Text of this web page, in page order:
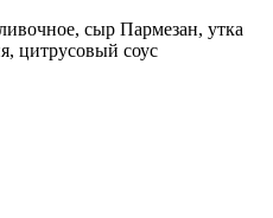
сыр Пармезан, утка
цитрусовый соус